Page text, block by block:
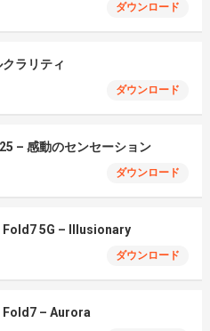
ダウンロード
ラリティ
ダウンロード
– 感動のセンセーション
ダウンロード
5G – Illusionary
ダウンロード
Fold7 – Aurora